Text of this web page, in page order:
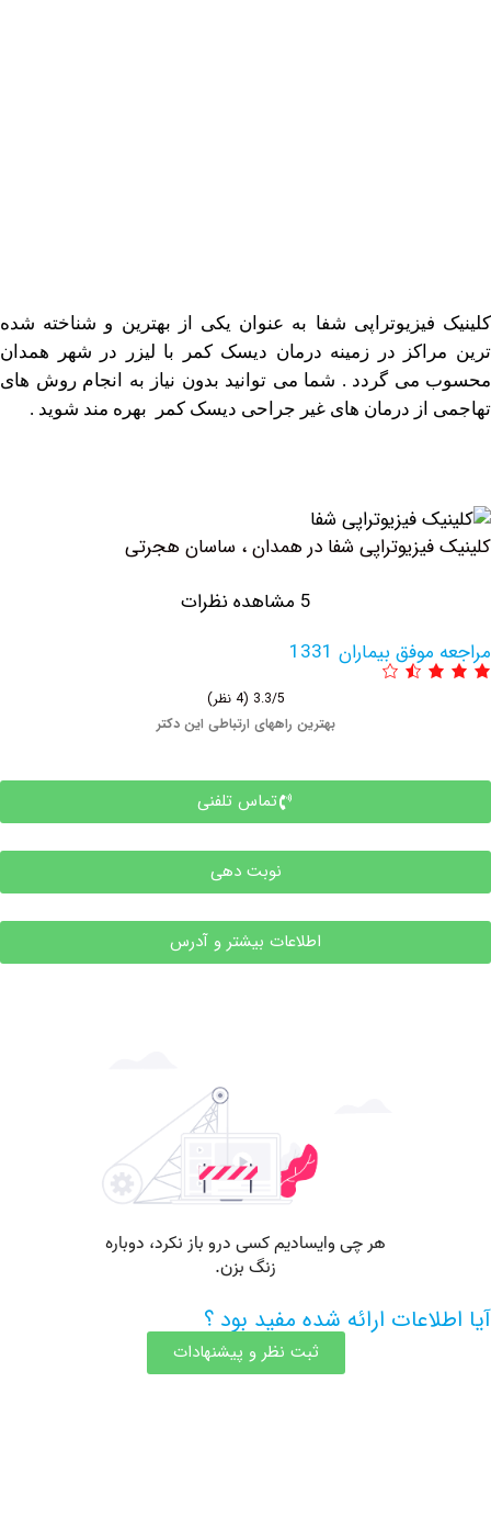
فیزیوتراپی شفا به عنوان یکی از بهترین و شناخته شده
در زمینه درمان دیسک کمر با لیزر در شهر همدان
گردد . شما می توانید بدون نیاز به انجام روش های
از درمان های غیر جراحی دیسک کمر بهره مند شوید .
شفا در همدان ، ساسان هجرتی
بیماران 1331
بهترین راههای ارتباطی این دکتر
تماس تلفنی
نوبت دهی
اطلاعات بیشتر و آدرس
ارائه شده مفید بود ؟
ثبت نظر و پیشنهادات